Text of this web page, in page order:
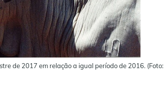
de 2017 em relação a igual período de 2016. (Foto: